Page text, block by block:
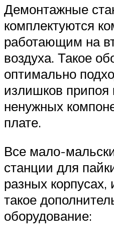
Демонтажные
комплектуются
работающим на
воздуха. Такое
оптимально
излишков
ненужных
плате.
Все мало-
станции для
разных
такое
оборудование: